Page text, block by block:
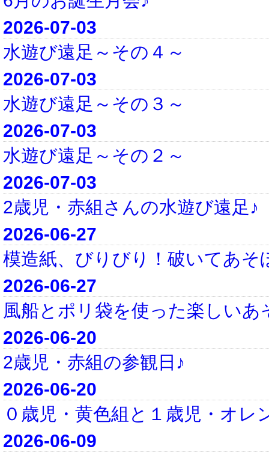
2026-07-03
水遊び遠足～その４～
2026-07-03
水遊び遠足～その３～
2026-07-03
水遊び遠足～その２～
2026-07-03
2歳児・赤組さんの水遊び遠足♪
2026-06-27
模造紙、びりびり！破いてあそ
2026-06-27
風船とポリ袋を使った楽しいあ
2026-06-20
2歳児・赤組の参観日♪
2026-06-20
０歳児・黄色組と１歳児・オレ
2026-06-09